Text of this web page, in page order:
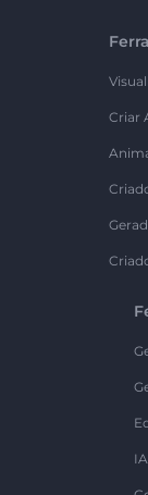
Criar